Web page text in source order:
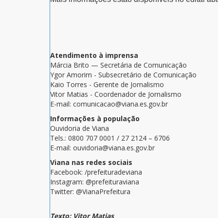
Atendimento à imprensa
Márcia Brito — Secretária de Comunicação
Ygor Amorim - Subsecretário de Comunicação
Kaio Torres - Gerente de Jornalismo
Vitor Matias - Coordenador de Jornalismo
E-mail: comunicacao@viana.es.gov.br
Informações à população
Ouvidoria de Viana
Tels.: 0800 707 0001 / 27 2124 – 6706
E-mail: ouvidoria@viana.es.gov.br
Viana nas redes sociais
Facebook: /prefeituradeviana
Instagram: @prefeituraviana
Twitter: @VianaPrefeitura
Texto: Vitor Matias